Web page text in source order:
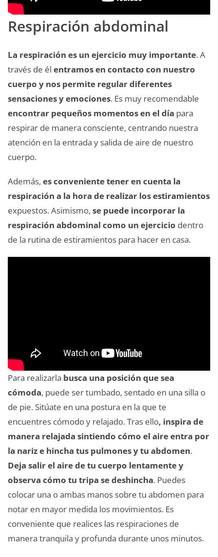
Respiración abdominal
La respiración es un ejercicio muy importante. A
través de él entramos en contacto con nuestro
cuerpo y nos permite regular diferentes
sensaciones y emociones. Es muy recomendable
encontrar pequeños momentos en el día para
respirar de manera consciente, centrando nuestra
atención en la entrada y salida de aire de nuestro
cuerpo.
Además, es conveniente tener en cuenta la
respiración a la hora de realizar los estiramientos
expuestos. Asimismo, se puede incorporar la
respiración abdominal como un ejercicio dentro
de la rutina de estiramientos para hacer en casa.
Para realizarla busca una posición que sea
cómoda, puede ser tumbado, sentado en una silla o
de pie. Sitúate en una postura en la que te
encuentres cómodo y relajado. Tras ello, inspira de
manera relajada sintiendo cómo el aire entra por
la nariz e hincha tus pulmones y tu abdomen.
Deja salir el aire de tu cuerpo lentamente y
observa cómo tu tripa se deshincha. Puedes
colocar una o ambas manos sobre tu abdomen para
notar en mayor medida los movimientos. Es
conveniente que realices las respiraciones de
manera tranquila y profunda durante unos minutos.